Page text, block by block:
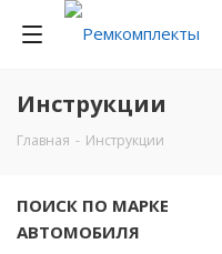
Инструкции
Главная - Инструкции
ПОИСК ПО МАРКЕ
АВТОМОБИЛЯ